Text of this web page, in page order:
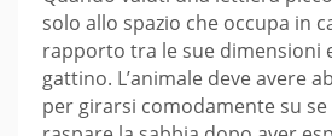
solo allo spazio che occupa in
rapporto tra le sue dimensioni
gattino. L’animale deve avere
per girarsi comodamente su